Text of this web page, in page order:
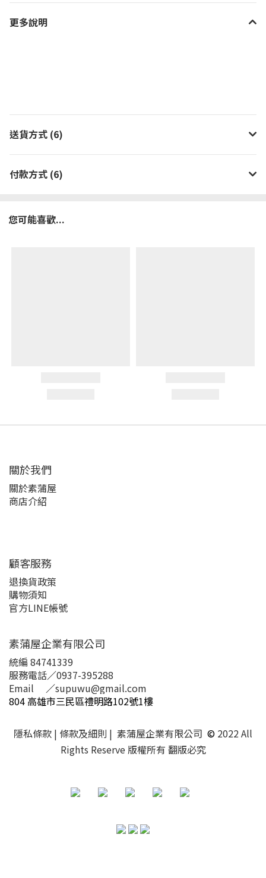
更多說明
送貨方式 (6)
付款方式 (6)
您可能喜歡...
關於我們
關於素蒲屋
商店介紹
顧客服務
退換貨政策
購物須知
官方LINE帳號
素蒲屋企業有限公司
統編 84741339
服務電話／0937-395288
Email ／supuwu@gmail.com
804 高雄市三民區禮明路102號1樓
隱私條款 | 條款及細則 | 素蒲屋企業有限公司 © 2022 All
Rights Reserve 版權所有 翻版必究